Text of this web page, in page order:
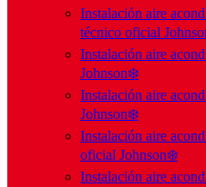
Instalación aire
técnico oficial
Instalación aire
Johnson❄️
Instalación aire
Johnson❄️
Instalación aire
oficial Johnson❄️
Instalación aire